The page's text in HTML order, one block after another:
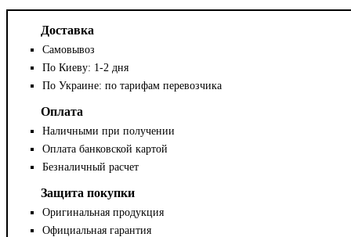
Доставка
Самовывоз
По Киеву: 1-2 дня
По Украине: по тарифам перевозчика
Оплата
Наличными при получении
Оплата банковской картой
Безналичный расчет
Защита покупки
Оригинальная продукция
Официальная гарантия